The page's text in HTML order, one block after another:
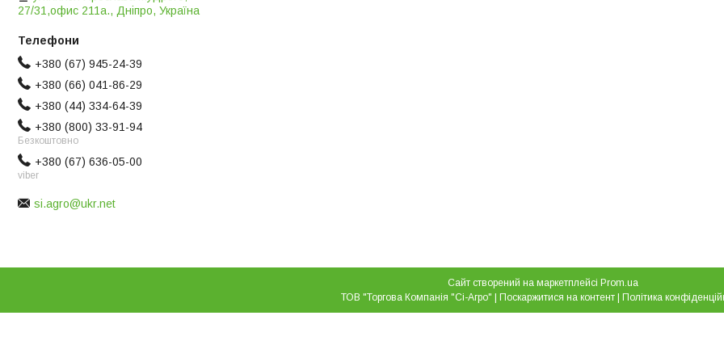
27/31,офис 211а., Дніпро, Україна
+380 (67) 945-24-39
+380 (66) 041-86-29
+380 (44) 334-64-39
+380 (800) 33-91-94
Безкоштовно
+380 (67) 636-05-00
viber
si.agro@ukr.net
Сайт створений на маркетплейсі Prom.ua
ТОВ "Торгова Компанія "Сі-Агро" | Поскаржитися на контент | Політика